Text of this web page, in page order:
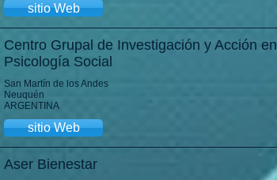
sitio Web
Centro Grupal de Investigación y Acción en
Psicología Social
San Martín de los Andes
Neuquén
ARGENTINA
sitio Web
Aser Bienestar